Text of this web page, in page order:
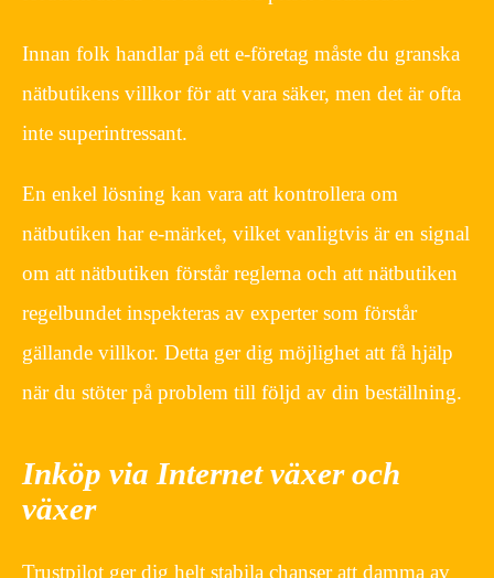
Innan folk handlar på ett e-företag måste du granska
nätbutikens villkor för att vara säker, men det är ofta
inte superintressant.
En enkel lösning kan vara att kontrollera om
nätbutiken har e-märket, vilket vanligtvis är en signal
om att nätbutiken förstår reglerna och att nätbutiken
regelbundet inspekteras av experter som förstår
gällande villkor. Detta ger dig möjlighet att få hjälp
när du stöter på problem till följd av din beställning.
Inköp via Internet växer och
växer
Trustpilot ger dig helt stabila chanser att damma av